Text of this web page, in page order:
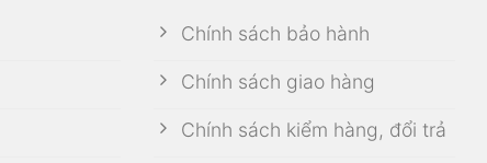
Chính sách bảo hành
Chính sách giao hàng
Chính sách kiểm hàng, đổi trả